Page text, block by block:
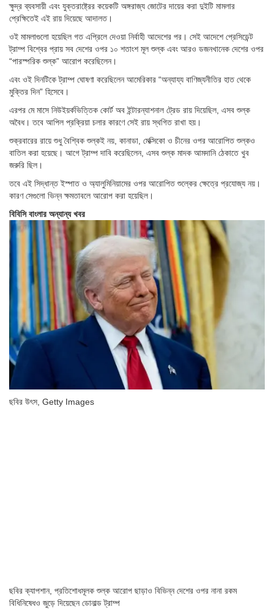
ক্ষুদ্র ব্যবসায়ী এবং যুক্তরাষ্ট্রের কয়েকটি অঙ্গরাজ্য জোটের দায়ের করা দুইটি মামলার
প্রেক্ষিতেই এই রায় দিয়েছে আদালত।
ওই মামলাগুলো হয়েছিল গত এপ্রিলে দেওয়া নির্বাহী আদেশের পর। সেই আদেশে প্রেসিডেন্ট
ট্রাম্প বিশ্বের প্রায় সব দেশের ওপর ১০ শতাংশ মূল শুল্ক এবং আরও ডজনখানেক দেশের ওপর
“পারস্পরিক শুল্ক” আরোপ করেছিলেন।
এবং ওই দিনটিকে ট্রাম্প ঘোষণা করেছিলেন আমেরিকার “অন্যায্য বাণিজ্যনীতির হাত থেকে
মুক্তির দিন” হিসেবে।
এরপর মে মাসে নিউইয়র্কভিত্তিক কোর্ট অব ইন্টারন্যাশনাল ট্রেড রায় দিয়েছিল, এসব শুল্ক
অবৈধ। তবে আপিল প্রক্রিয়া চলার কারণে সেই রায় স্থগিত রাখা হয়।
শুক্রবারের রায়ে শুধু বৈশ্বিক শুল্কই নয়, কানাডা, মেক্সিকো ও চীনের ওপর আরোপিত শুল্কও
বাতিল করা হয়েছে। আগে ট্রাম্প দাবি করেছিলেন, এসব শুল্ক মাদক আমদানি ঠেকাতে খুব
জরুরি ছিল।
তবে এই সিদ্ধান্ত ইস্পাত ও অ্যালুমিনিয়ামের ওপর আরোপিত শুল্কের ক্ষেত্রে প্রযোজ্য নয়।
কারণ সেগুলো ভিন্ন ক্ষমতাবলে আরোপ করা হয়েছিল।
বিবিসি বাংলার অন্যান্য খবর
ছবির উৎস, Getty Images
ছবির ক্যাপশান, প্রতিশোধমূলক শুল্ক আরোপ ছাড়াও বিভিন্ন দেশের ওপর নানা রকম
বিধিনিষেধও জুড়ে দিয়েছেন ডোনাল্ড ট্রাম্প